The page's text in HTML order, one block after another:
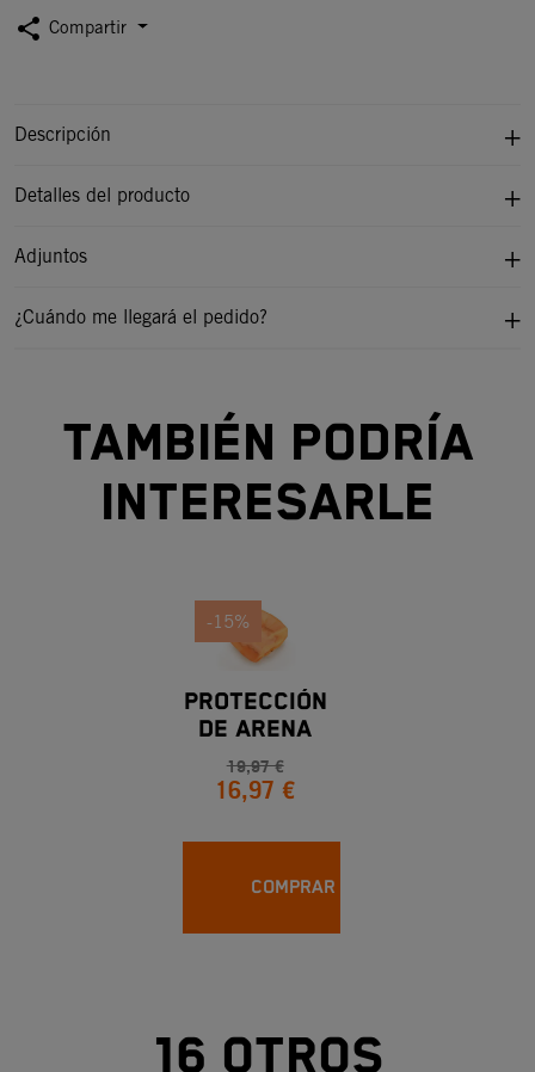
share Compartir
Descripción
Detalles del producto
Adjuntos
¿Cuándo me llegará el pedido?
TAMBIÉN PODRÍA
INTERESARLE
-15%
PROTECCIÓN
DE ARENA
PARA
FILTRO DE
19,97 €
16,97 €
COMPRAR
16 otros